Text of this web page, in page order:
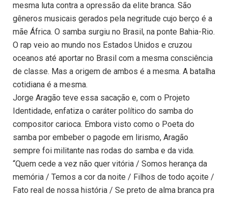
mesma luta contra a opressão da elite branca. São
gêneros musicais gerados pela negritude cujo berço é a
mãe África. O samba surgiu no Brasil, na ponte Bahia-Rio.
O rap veio ao mundo nos Estados Unidos e cruzou
oceanos até aportar no Brasil com a mesma consciência
de classe. Mas a origem de ambos é a mesma. A batalha
cotidiana é a mesma.
Jorge Aragão teve essa sacação e, com o Projeto
Identidade, enfatiza o caráter político do samba do
compositor carioca. Embora visto como o Poeta do
samba por embeber o pagode em lirismo, Aragão
sempre foi militante nas rodas do samba e da vida.
“Quem cede a vez não quer vitória / Somos herança da
memória / Temos a cor da noite / Filhos de todo açoite /
Fato real de nossa história / Se preto de alma branca pra